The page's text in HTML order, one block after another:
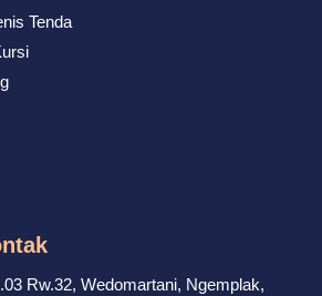
Tenda
Rw.32, Wedomartani, Ngemplak,